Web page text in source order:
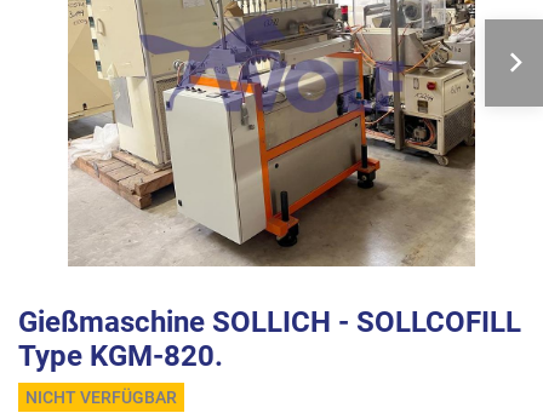
Gießmaschine SOLLICH - SOLLCOFILL
Type KGM-820.
NICHT VERFÜGBAR